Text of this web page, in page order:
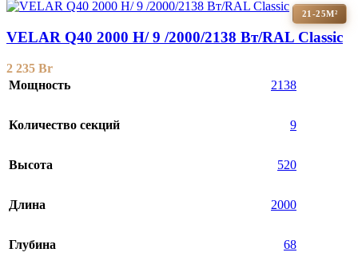
21-25М²
VELAR Q40 2000 H/ 9 /2000/2138 Вт/RAL Classic
2 235 Br
Мощность
2138
Количество секций 9
Высота 520
Длина 2000
Глубина 68